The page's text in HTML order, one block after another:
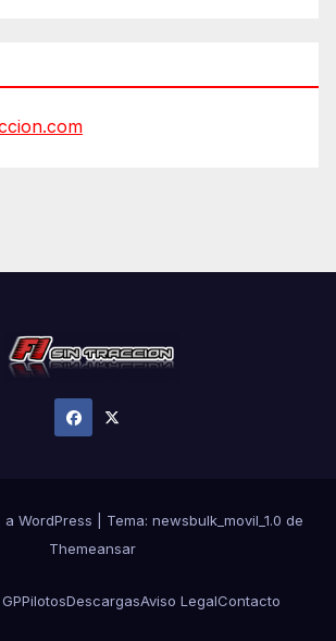
WordPress Tema: newsbulk_movil_1.0 de
Themeansar
PilotosDescargasAviso LegalContacto